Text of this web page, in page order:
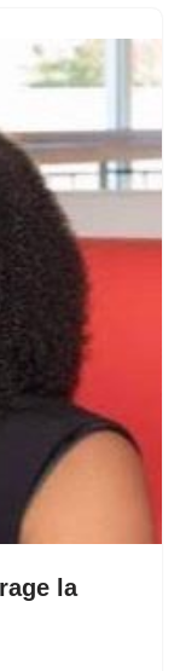
la